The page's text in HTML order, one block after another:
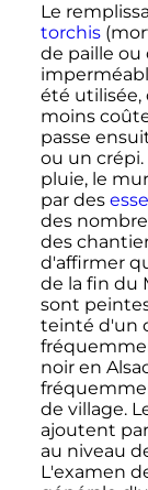
Le
torchis
de paille ou
été
moins
passe
ou un
pluie, le
par des
des
des
d'affirmer
de la fin du
sont
teinté d'un
noir en
de village.
ajoutent
au niveau
L'examen